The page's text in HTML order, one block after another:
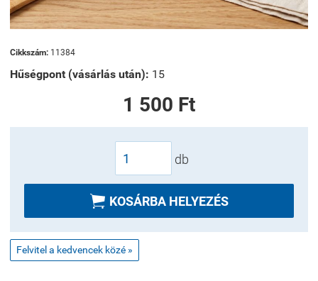
Cikkszám: 11384
Hűségpont (vásárlás után): 15
1 500 Ft
db
 KOSÁRBA HELYEZÉS
Felvitel a kedvencek közé »